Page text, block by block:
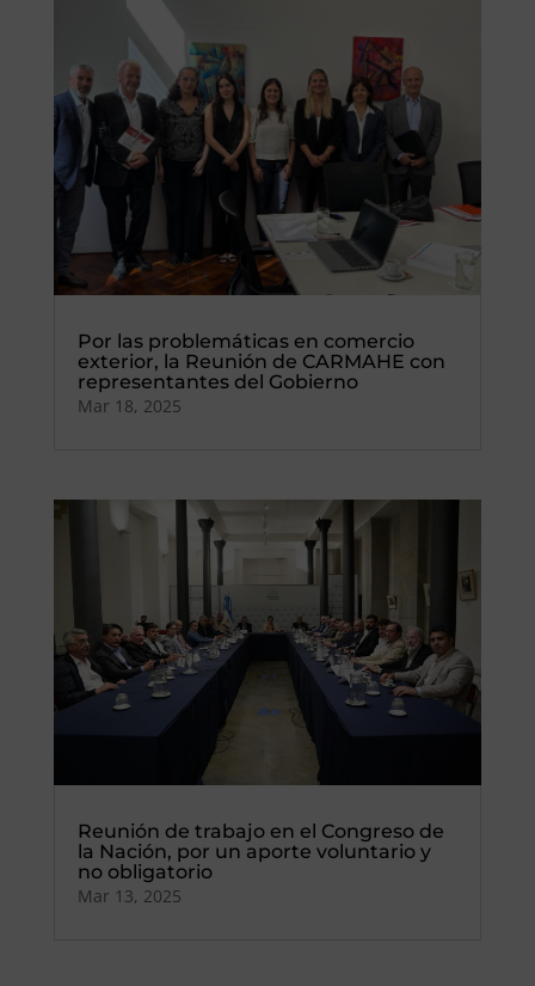
Por las problemáticas en comercio
exterior, la Reunión de CARMAHE con
representantes del Gobierno
Mar 18, 2025
Reunión de trabajo en el Congreso de
la Nación, por un aporte voluntario y
no obligatorio
Mar 13, 2025